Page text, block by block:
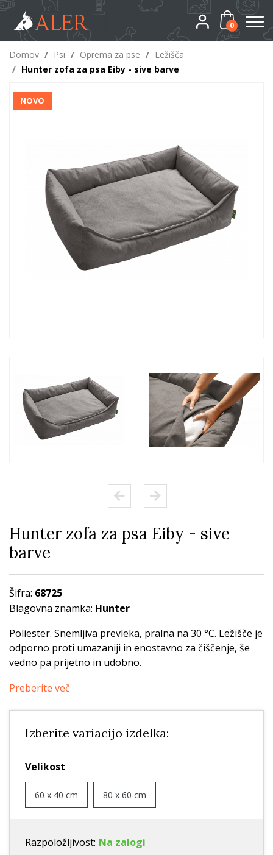
0
Domov / Psi / Oprema za pse / Ležišča
/ Hunter zofa za psa Eiby - sive barve
NOVO
Hunter zofa za psa Eiby - sive
barve
Šifra: 68725
Blagovna znamka: Hunter
Poliester. Snemljiva prevleka, pralna na 30 °C. Ležišče je
odporno proti umazaniji in enostavno za čiščenje, še
vedno pa prijetno in udobno.
Preberite več
Izberite variacijo izdelka:
Velikost
60 x 40 cm 80 x 60 cm
Razpoložljivost: Na zalogi